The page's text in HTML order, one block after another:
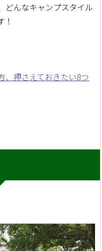
どんなキャンプスタイル
、押さえておきたい8つ